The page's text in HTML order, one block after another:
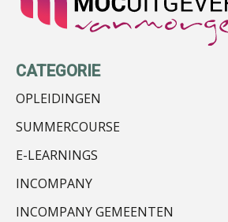
Almer de Beer
CATEGORIE
OPLEIDINGEN
SUMMERCOURSE
E-LEARNINGS
INCOMPANY
INCOMPANY GEMEENTEN